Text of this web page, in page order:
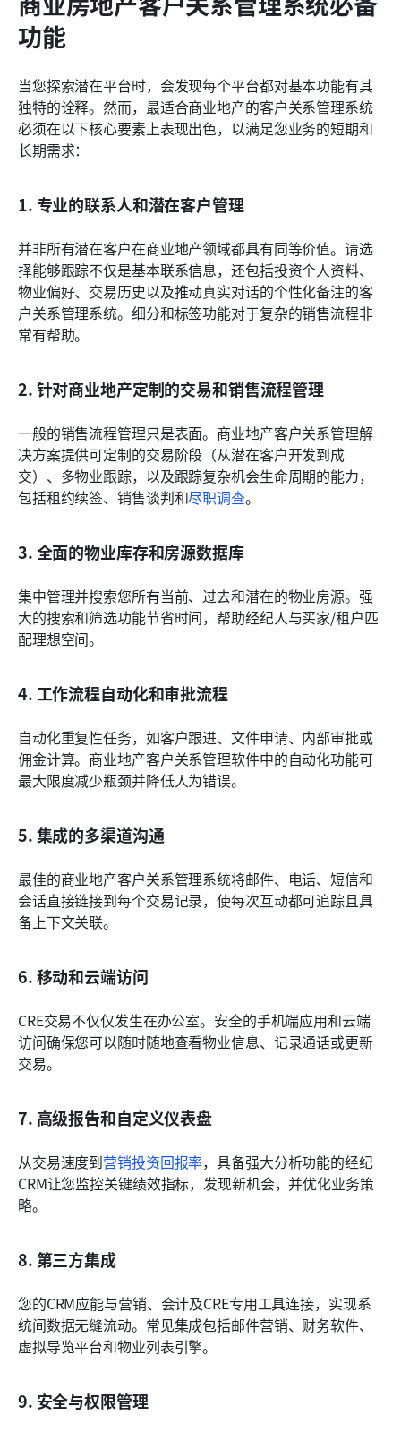
功能
当您探索潜在平台时，会发现每个平台都对基本功能有其
独特的诠释。然而，最适合商业地产的客户关系管理系统
必须在以下核心要素上表现出色，以满足您业务的短期和
长期需求：
1. 专业的联系人和潜在客户管理
并非所有潜在客户在商业地产领域都具有同等价值。请选
择能够跟踪不仅是基本联系信息，还包括投资个人资料、
物业偏好、交易历史以及推动真实对话的个性化备注的客
户关系管理系统。细分和标签功能对于复杂的销售流程非
常有帮助。
2. 针对商业地产定制的交易和销售流程管理
一般的销售流程管理只是表面。商业地产客户关系管理解
决方案提供可定制的交易阶段（从潜在客户开发到成
交）、多物业跟踪，以及跟踪复杂机会生命周期的能力，
包括租约续签、销售谈判和尽职调查。
3. 全面的物业库存和房源数据库
集中管理并搜索您所有当前、过去和潜在的物业房源。强
大的搜索和筛选功能节省时间，帮助经纪人与买家/租户匹
配理想空间。
4. 工作流程自动化和审批流程
自动化重复性任务，如客户跟进、文件申请、内部审批或
佣金计算。商业地产客户关系管理软件中的自动化功能可
最大限度减少瓶颈并降低人为错误。
5. 集成的多渠道沟通
最佳的商业地产客户关系管理系统将邮件、电话、短信和
会话直接链接到每个交易记录，使每次互动都可追踪且具
备上下文关联。
6. 移动和云端访问
CRE交易不仅仅发生在办公室。安全的手机端应用和云端
访问确保您可以随时随地查看物业信息、记录通话或更新
交易。
7. 高级报告和自定义仪表盘
从交易速度到营销投资回报率，具备强大分析功能的经纪
CRM让您监控关键绩效指标，发现新机会，并优化业务策
略。
8. 第三方集成
您的CRM应能与营销、会计及CRE专用工具连接，实现系
统间数据无缝流动。常见集成包括邮件营销、财务软件、
虚拟导览平台和物业列表引擎。
9. 安全与权限管理